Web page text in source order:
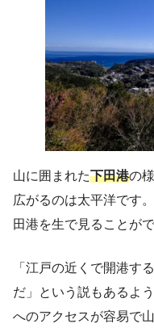
山に囲まれた下田港の
広がるのは太平洋です
田港を生で見ることが
「江戸の近くで開港す
だ」という説もあるよ
へのアクセスが容易で